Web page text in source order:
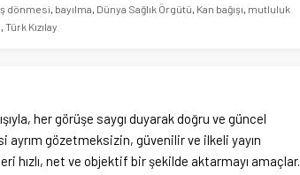
dönmesi bayılma Dünya Sağlık Örgütü Kan bağışı mutluluk
Türk Kızılay
her görüşe saygı duyarak doğru ve güncel
ayrım gözetmeksizin, güvenilir ve ilkeli yayın
hızlı, net ve objektif bir şekilde aktarmayı amaçlar.